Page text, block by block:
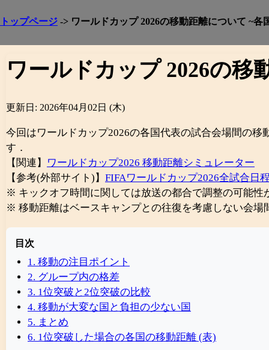
トップページ -> ワールドカップ 2026の移動距離について ~各
ワールドカップ 2026の移
更新日: 2026年04月02日 (木)
今回はワールドカップ2026の各国代表の試合会場間の
す．
【関連】
ワールドカップ2026 移動距離シミュレーター
【参考(外部サイト)】 FIFAワールドカップ2026全試合日
※ キックオフ時間に関しては放送の都合で調整の可能性
※ 移動距離はベースキャンプとの往復を考慮しない会
目次
1. 移動の注目ポイント
2. グループ内の格差
3. 1位突破と2位突破の比較
4. 移動が大変な国と負担の少ない国
5. まとめ
6. 1位突破した場合の各国の移動距離 (表)